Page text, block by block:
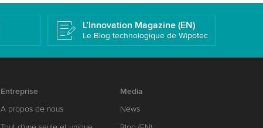
L’Innovation Magazine (EN)
Le Blog technologique de Wipotec
Entreprise
A propos de nous
Media
News